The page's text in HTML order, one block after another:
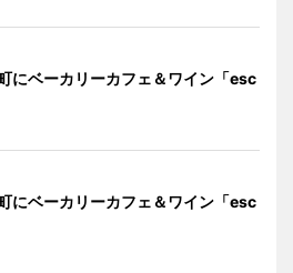
にベーカリーカフェ＆ワイン「esc
にベーカリーカフェ＆ワイン「esc